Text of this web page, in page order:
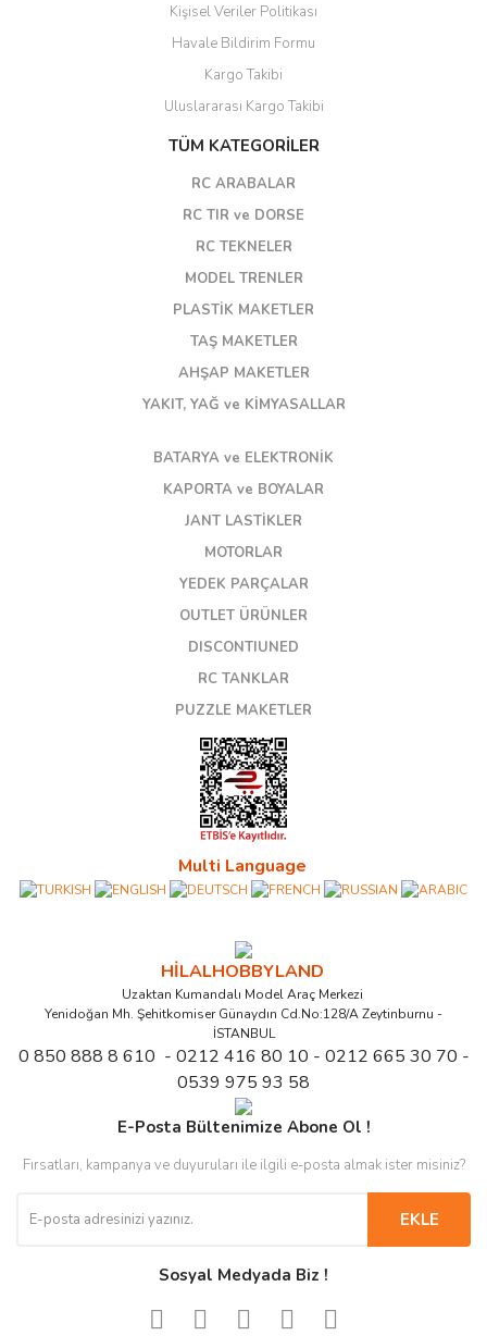
Kişisel Veriler Politikası
Havale Bildirim Formu
Kargo Takibi
Uluslararası Kargo Takibi
TÜM KATEGORİLER
RC ARABALAR
RC TIR ve DORSE
RC TEKNELER
MODEL TRENLER
PLASTİK MAKETLER
TAŞ MAKETLER
AHŞAP MAKETLER
YAKIT, YAĞ ve KİMYASALLAR
BATARYA ve ELEKTRONİK
KAPORTA ve BOYALAR
JANT LASTİKLER
MOTORLAR
YEDEK PARÇALAR
OUTLET ÜRÜNLER
DISCONTIUNED
RC TANKLAR
PUZZLE MAKETLER
Multi Language
HİLALHOBBYLAND
Uzaktan Kumandalı Model Araç Merkezi
Yenidoğan Mh. Şehitkomiser Günaydın Cd.No:128/A Zeytinburnu -
İSTANBUL
0 850 888 8 610 - 0212 416 80 10 - 0212 665 30 70 -
0539 975 93 58
E-Posta Bültenimize Abone Ol !
Fırsatları, kampanya ve duyuruları ile ilgili e-posta almak ister misiniz?
EKLE
Sosyal Medyada Biz !